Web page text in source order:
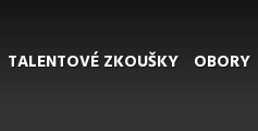
TALENTOVÉ ZKOUŠKY OBORY